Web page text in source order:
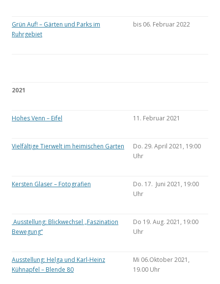
Grün Auf! – Gärten und Parks im
Ruhrgebiet
bis 06. Februar 2022
2021
Hohes Venn – Eifel 11. Februar 2021
Vielfältige Tierwelt im heimischen Garten
Do. 29. April 2021, 19:00
Uhr
Kersten Glaser – Fotografien
Do. 17. Juni 2021, 19:00
Uhr
Ausstellung: Blickwechsel „Faszination
Bewegung“
Do 19. Aug. 2021, 19:00
Uhr
Ausstellung: Helga und Karl-Heinz
Kühnapfel – Blende 80
Mi 06.Oktober 2021,
19.00 Uhr